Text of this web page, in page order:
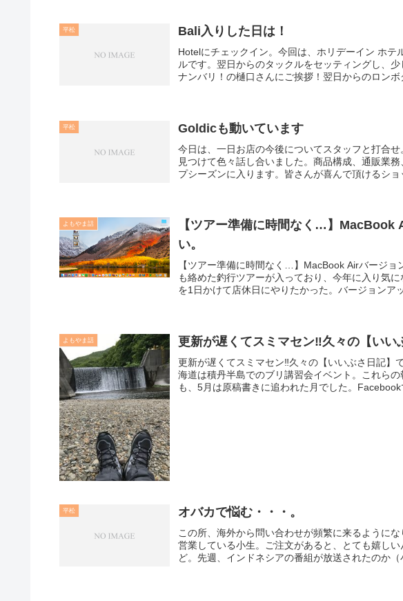
平松 Bali入りした日は！
Hotelにチェックイン。今回は、ホリデーイン ホテ
ルです。翌日からのタックルをセッティングし、
ナンバリ！の樋口さんにご挨拶！翌日からのロン
平松 Goldicも動いています
今日は、一日お店の今後についてスタッフと打合
見つけて色々話し合いました。商品構成、通販業
プシーズンに入ります。皆さんが喜んで頂けるショ
よもやま話
【ツアー準備に時間なく…】MacBook
い。
【ツアー準備に時間なく…】MacBook Airバージ
も絡めた釣行ツアーが入っており、今年に入り気
を1日かけて店休日にやりたかった。バージョンア
よもやま話 更新が遅くてスミマセン‼️久々の【いい
更新が遅くてスミマセン‼️久々の【いいぶさ日記】
海道は積丹半島でのブリ講習会イベント。これら
も、5月は原稿書きに追われた月でした。Facebook
平松 オバカで悩む・・・。
この所、海外から問い合わせが頻繁に来るように
営業している小生。ご注文があると、とても嬉し
ど。先週、インドネシアの番組が放送されたのか